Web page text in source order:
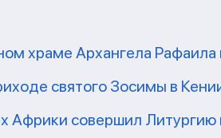
храме Архангела Рафаила
святого Зосимы в
Африки совершил